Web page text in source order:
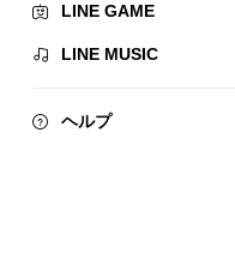
LINE GAME
LINE MUSIC
ヘルプ